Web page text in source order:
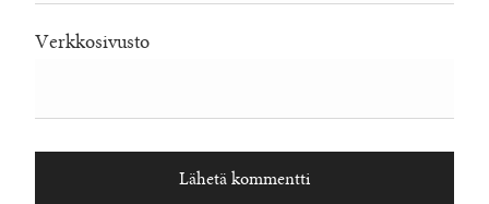
Verkkosivusto